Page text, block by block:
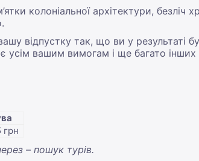
колоніальної архітектури, безліч
відпустку так, що ви у результаті
усім вашим вимогам і ще багато інших
грн
– пошук турів.